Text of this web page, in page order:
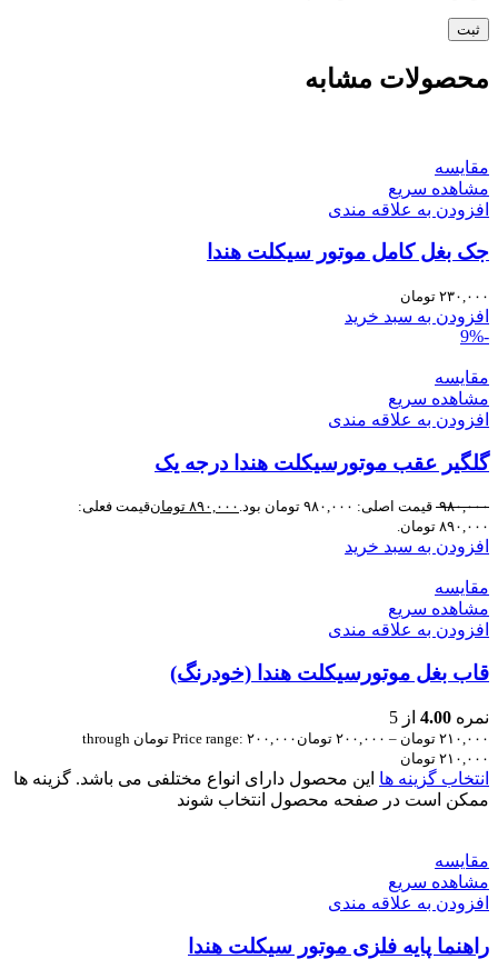
محصولات مشابه
مقایسه
مشاهده سریع
افزودن به علاقه مندی
جک بغل کامل موتور سیکلت هندا
۲۳۰,۰۰۰ تومان
افزودن به سبد خرید
-9%
مقایسه
مشاهده سریع
افزودن به علاقه مندی
گلگیر عقب موتورسیکلت هندا درجه یک
۹۸۰,۰۰۰ قیمت اصلی: ۹۸۰,۰۰۰ تومان بود. ۸۹۰,۰۰۰ تومانقیمت فعلی:
۸۹۰,۰۰۰ تومان.
افزودن به سبد خرید
مقایسه
مشاهده سریع
افزودن به علاقه مندی
قاب بغل موتورسیکلت هندا (خودرنگ)
نمره 4.00 از 5
۲۱۰,۰۰۰ تومان – ۲۰۰,۰۰۰ تومان
Price range: ۲۰۰,۰۰۰ تومان through
۲۱۰,۰۰۰ تومان
انتخاب گزینه ها این محصول دارای انواع مختلفی می باشد. گزینه ها
ممکن است در صفحه محصول انتخاب شوند
مقایسه
مشاهده سریع
افزودن به علاقه مندی
راهنما پایه فلزی موتور سیکلت هندا